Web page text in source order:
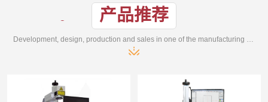
产品推荐
Development, design, production and sales in one of the manufacturing enterprises